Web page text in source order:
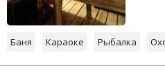
Баня Караоке Рыбалка